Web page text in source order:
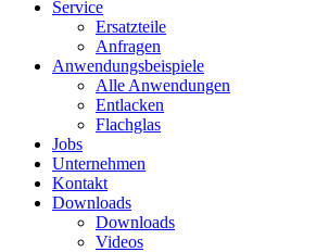
Service
Ersatzteile
Anfragen
Anwendungsbeispiele
Alle Anwendungen
Entlacken
Flachglas
Jobs
Unternehmen
Kontakt
Downloads
Downloads
Videos